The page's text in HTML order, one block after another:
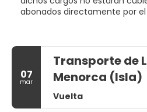
abonados directamente por el
07
mar
Transporte de
Menorca (Isla)
Vuelta